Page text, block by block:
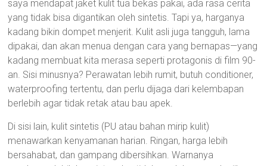
saya mendapat jaket kulit tua bekas pakai, ada rasa cerita
yang tidak bisa digantikan oleh sintetis. Tapi ya, harganya
kadang bikin dompet menjerit. Kulit asli juga tangguh, lama
dipakai, dan akan menua dengan cara yang bernapas—yang
kadang membuat kita merasa seperti protagonis di film 90-
an. Sisi minusnya? Perawatan lebih rumit, butuh conditioner,
waterproofing tertentu, dan perlu dijaga dari kelembapan
berlebih agar tidak retak atau bau apek.
Di sisi lain, kulit sintetis (PU atau bahan mirip kulit)
menawarkan kenyamanan harian. Ringan, harga lebih
bersahabat, dan gampang dibersihkan. Warnanya